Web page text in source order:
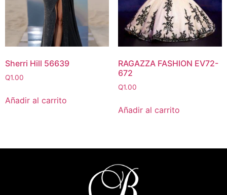
Sherri Hill 56639
Q1.00
Añadir al carrito
RAGAZZA FASHION EV72-
672
Q1.00
Añadir al carrito